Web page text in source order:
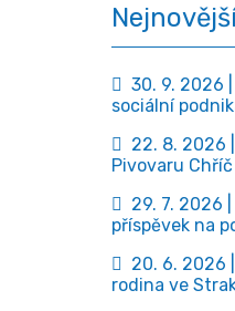
30. 9. 2026
sociální
22. 8. 2026
Pivovaru Chříč
29. 7. 2026
příspěvek na
20. 6. 2026
rodina ve